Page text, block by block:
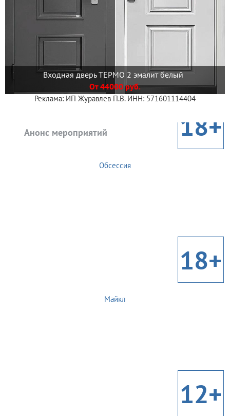
Входная дверь ТЕРМО 2 эмалит белый
От 44000 руб.
Реклама: ИП Журавлев П.В. ИНН: 571601114404
Анонс мероприятий 18+
Обсессия
18+
Майкл
12+